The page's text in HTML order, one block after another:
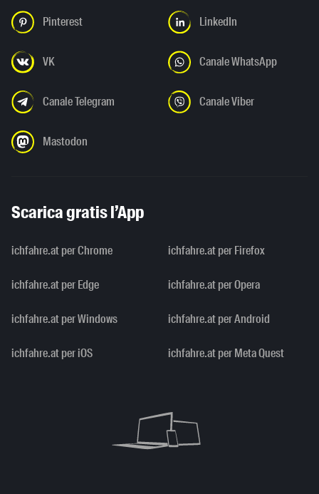
Pinterest LinkedIn
VK Canale WhatsApp
Canale Telegram Canale Viber
Mastodon
Scarica gratis l’App
ichfahre.at per Chrome ichfahre.at per Firefox
ichfahre.at per Edge ichfahre.at per Opera
ichfahre.at per Windows ichfahre.at per Android
ichfahre.at per iOS ichfahre.at per Meta Quest